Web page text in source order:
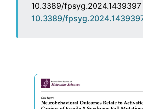
10.3389/
10.3389/